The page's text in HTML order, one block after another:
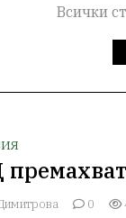
Всички
0